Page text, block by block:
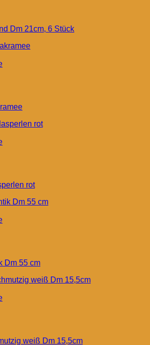
Dm 21cm, 6 Stück
rot
Dm 55 cm
weiß Dm 15,5cm